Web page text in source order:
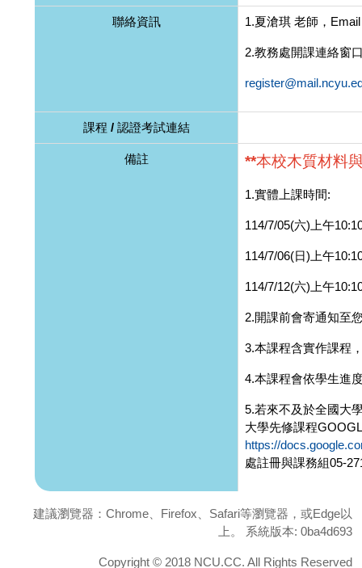
聯絡資訊 1.夏滄琪 老師，
2.教務處開課連絡窗
課程 / 認證考試連結
備註 **本校木質材料
1.實體上課時間:
114/7/05(六)上午
114/7/06(日)上午
114/7/12(六)上午
2.開課前會寄通知至
3.本課程含實作課程
4.本課程會依學生進
5.若來不及於全國大
大學先修課程
https://
處註冊與課務組05-
建議瀏覽器：Chrome、Firefox、Safari等瀏覽器，或Edge以
上。 系統版本: 0ba4d693
Copyright © 2018 NCU.CC. All Rights Reserved